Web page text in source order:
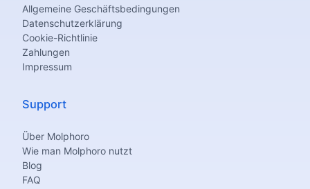
Allgemeine Geschäftsbedingungen
Datenschutzerklärung
Cookie-Richtlinie
Zahlungen
Impressum
Support
Über Molphoro
Wie man Molphoro nutzt
Blog
FAQ